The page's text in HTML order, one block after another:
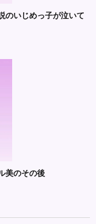
いじめっ子が泣いて
美のその後